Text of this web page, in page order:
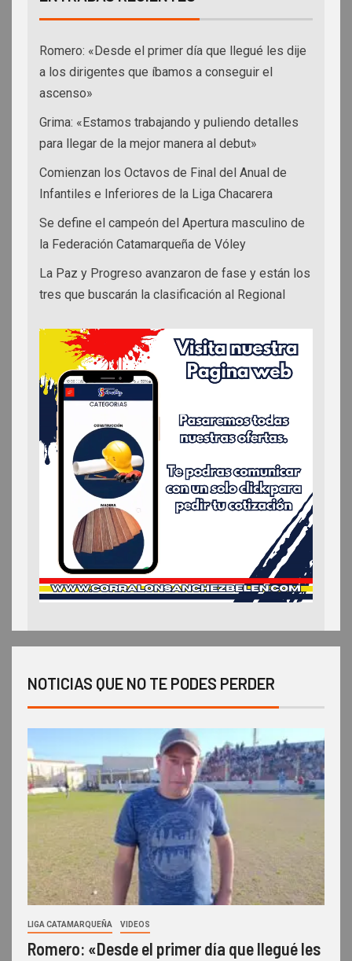
Romero: «Desde el primer día que llegué les dije
a los dirigentes que íbamos a conseguir el
ascenso»
Grima: «Estamos trabajando y puliendo detalles
para llegar de la mejor manera al debut»
Comienzan los Octavos de Final del Anual de
Infantiles e Inferiores de la Liga Chacarera
Se define el campeón del Apertura masculino de
la Federación Catamarqueña de Vóley
La Paz y Progreso avanzaron de fase y están los
tres que buscarán la clasificación al Regional
NOTICIAS QUE NO TE PODES PERDER
LIGA CATAMARQUEÑA VIDEOS
Romero: «Desde el primer día que llegué les